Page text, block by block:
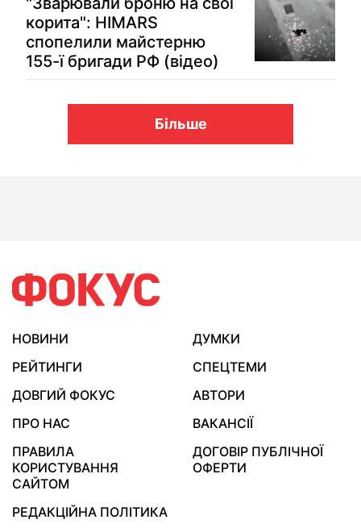
корита": HIMARS
спопелили майстерню
155-ї бригади РФ (відео)
Більше
НОВИНИ
ДУМКИ
РЕЙТИНГИ
СПЕЦТЕМИ
ДОВГИЙ ФОКУС
АВТОРИ
ПРО НАС
ВАКАНСІЇ
ПРАВИЛА
КОРИСТУВАННЯ
САЙТОМ
ДОГОВІР ПУБЛІЧНОЇ
ОФЕРТИ
РЕДАКЦІЙНА ПОЛІТИКА